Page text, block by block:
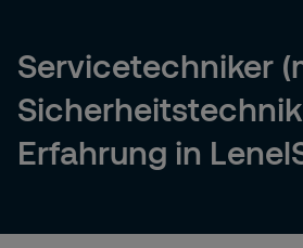
Servicetechniker
Erfahrung in